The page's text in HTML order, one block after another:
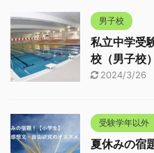
男子校
私立中学受
校（男子校
2024/3/26
受験学年以外
夏休みの宿